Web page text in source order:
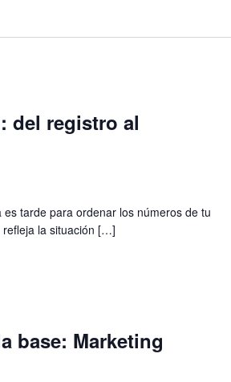
del registro al
tarde para ordenar los números de tu
refleja la situación […]
base: Marketing